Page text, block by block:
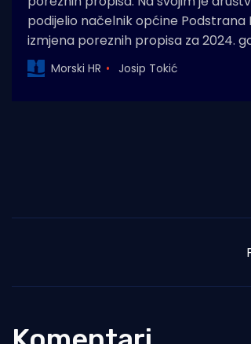
podijelio načelnik općine
izmjena poreznih propisa za 2024.
Morski HR Josip Tokić